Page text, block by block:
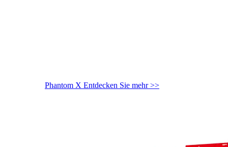
Phantom X Entdecken Sie mehr >>